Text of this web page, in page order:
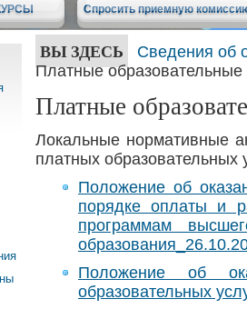
Спросить приемную
ВЫ ЗДЕСЬ
Сведения об
Платные образовательные
Платные
Локальные нормативные
платных образовательных
Положение об
порядке оплаты и
программам
Положение об
образовательных